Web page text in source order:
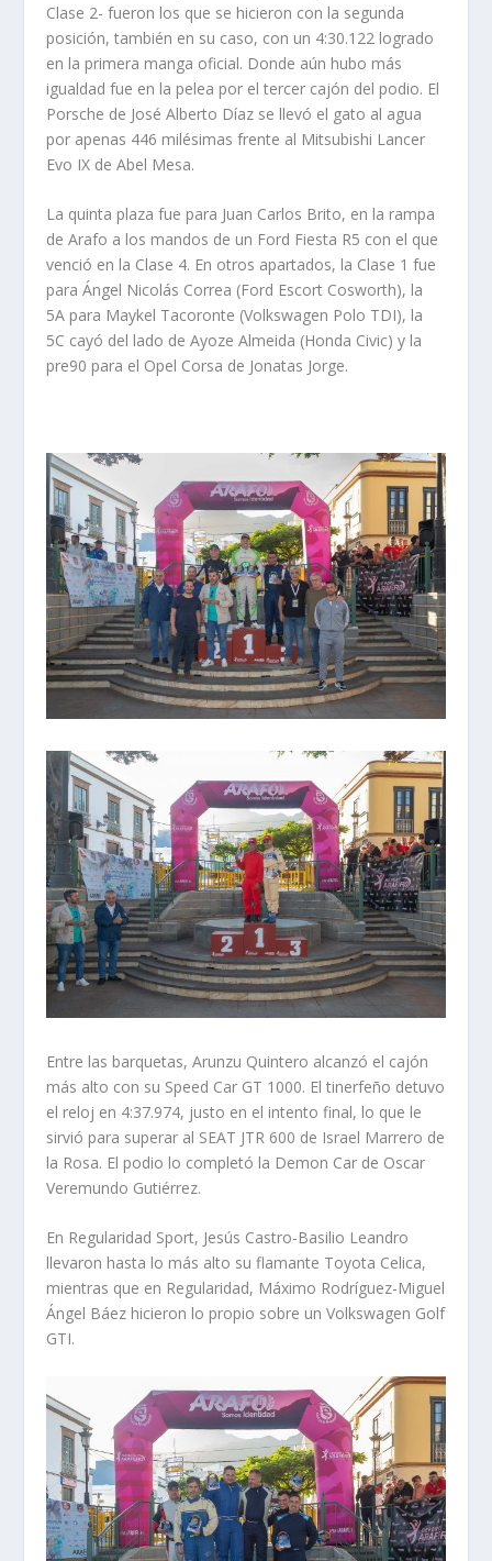
Clase 2- fueron los que se hicieron con la segunda
posición, también en su caso, con un 4:30.122 logrado
en la primera manga oficial. Donde aún hubo más
igualdad fue en la pelea por el tercer cajón del podio. El
Porsche de José Alberto Díaz se llevó el gato al agua
por apenas 446 milésimas frente al Mitsubishi Lancer
Evo IX de Abel Mesa.
La quinta plaza fue para Juan Carlos Brito, en la rampa
de Arafo a los mandos de un Ford Fiesta R5 con el que
venció en la Clase 4. En otros apartados, la Clase 1 fue
para Ángel Nicolás Correa (Ford Escort Cosworth), la
5A para Maykel Tacoronte (Volkswagen Polo TDI), la
5C cayó del lado de Ayoze Almeida (Honda Civic) y la
pre90 para el Opel Corsa de Jonatas Jorge.
Entre las barquetas, Arunzu Quintero alcanzó el cajón
más alto con su Speed Car GT 1000. El tinerfeño detuvo
el reloj en 4:37.974, justo en el intento final, lo que le
sirvió para superar al SEAT JTR 600 de Israel Marrero de
la Rosa. El podio lo completó la Demon Car de Oscar
Veremundo Gutiérrez.
En Regularidad Sport, Jesús Castro-Basilio Leandro
llevaron hasta lo más alto su flamante Toyota Celica,
mientras que en Regularidad, Máximo Rodríguez-Miguel
Ángel Báez hicieron lo propio sobre un Volkswagen Golf
GTI.